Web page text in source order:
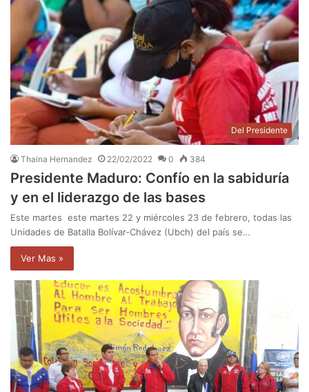
Del Presidente
Thaina Hernandez 22/02/2022 0 384
Presidente Maduro: Confío en la sabiduría
y en el liderazgo de las bases
Este martes este martes 22 y miércoles 23 de febrero, todas las
Unidades de Batalla Bolívar-Chávez (Ubch) del país se…
Ver Mas »